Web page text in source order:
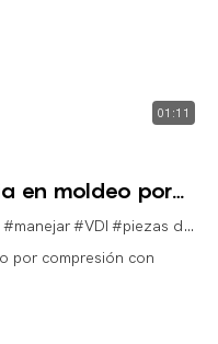
01:11
en moldeo por
#manejar#VDI #piezas de plástico para automóviles
por compresión con